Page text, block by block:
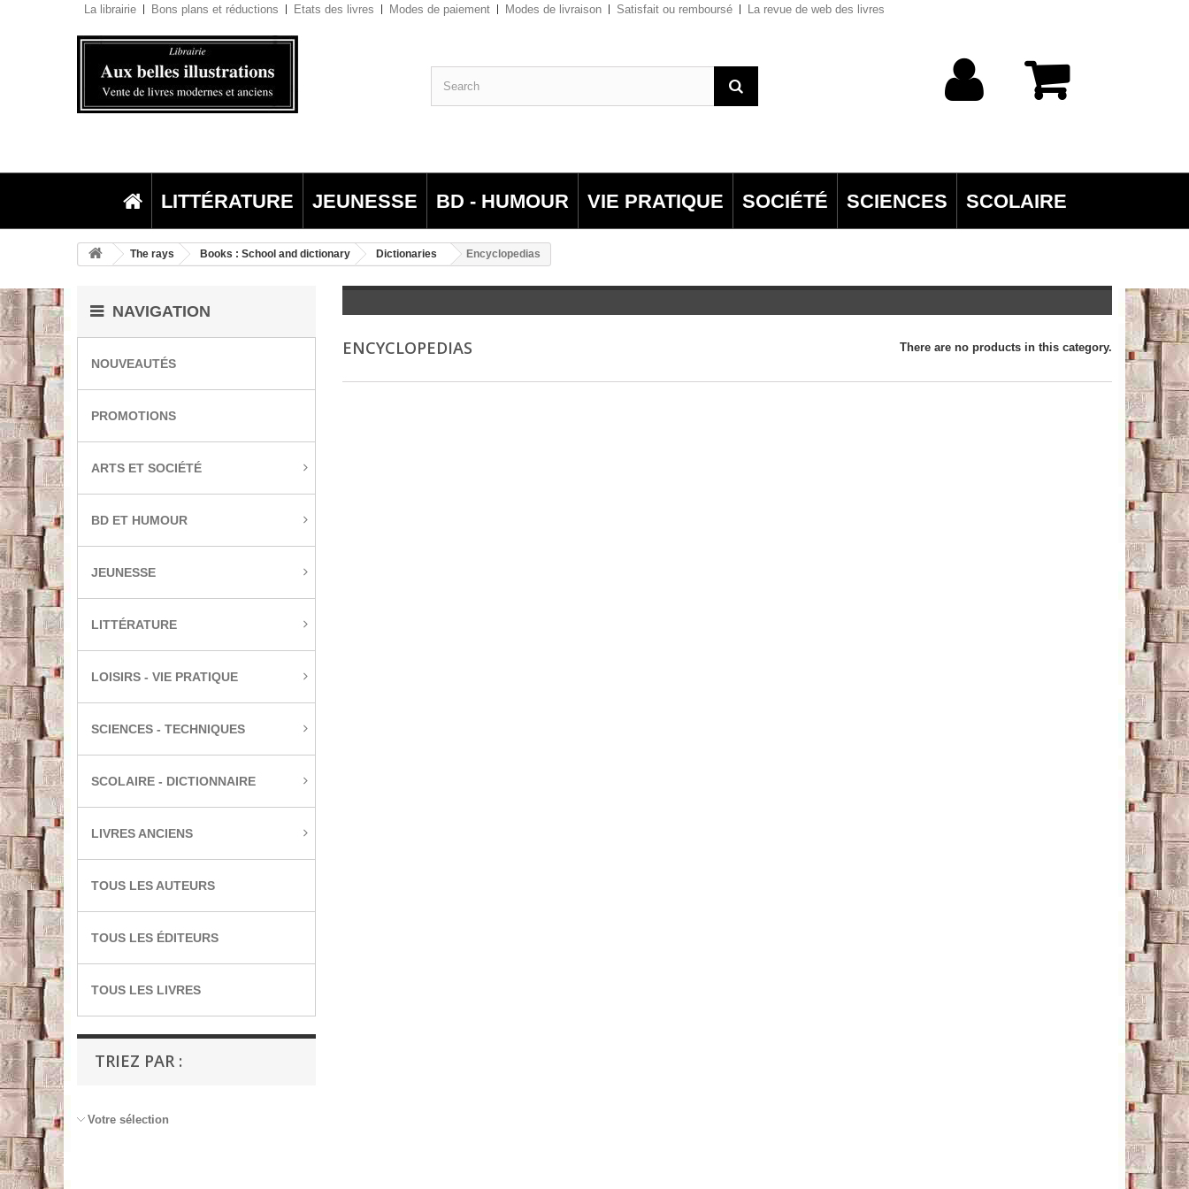
La librairie Bons plans et réductions Etats des livres Modes de paiement Modes de livraison Satisfait ou remboursé La revue de web des livres
LITTÉRATURE JEUNESSE BD - HUMOUR VIE PRATIQUE SOCIÉTÉ SCIENCES SCOLAIRE
The rays Books : School and dictionary Dictionaries Encyclopedias
NAVIGATION
NOUVEAUTÉS
PROMOTIONS
ARTS ET SOCIÉTÉ
BD ET HUMOUR
JEUNESSE
LITTÉRATURE
LOISIRS - VIE PRATIQUE
SCIENCES - TECHNIQUES
SCOLAIRE - DICTIONNAIRE
LIVRES ANCIENS
TOUS LES AUTEURS
TOUS LES ÉDITEURS
TOUS LES LIVRES
TRIEZ PAR :
Votre sélection
ENCYCLOPEDIAS There are no products in this category.